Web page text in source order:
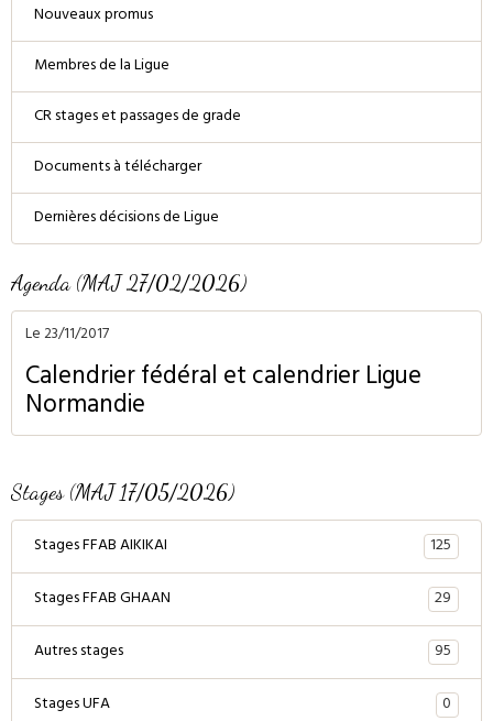
Nouveaux promus
Membres de la Ligue
CR stages et passages de grade
Documents à télécharger
Dernières décisions de Ligue
Agenda (MAJ 27/02/2026)
Le 23/11/2017
Calendrier fédéral et calendrier Ligue
Normandie
Stages (MAJ 17/05/2026)
Stages FFAB AIKIKAI
125
Stages FFAB GHAAN
29
Autres stages
95
Stages UFA
0